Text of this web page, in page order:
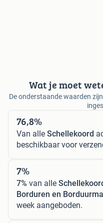
Wat je moet
De onderstaande waarden
76,8%
Van alle Schellekoord
beschikbaar voor
7%
7% van alle
Borduren en
week aangeboden.